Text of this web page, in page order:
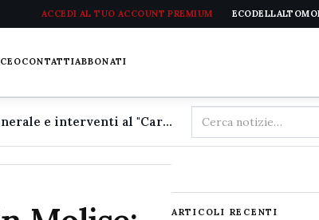
ACCEDI AL TUO ACCOUNT PREMIUM
CONTATTIABBONATI
Week and Day Surgery: prime visite di chirurgia generale e interventi al "Caracciolo" di Agnone
Cerca
nel
ARTICOLI RECENTI